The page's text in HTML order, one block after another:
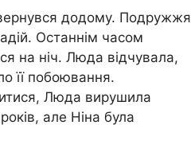
додому. Подружжя
Останнім часом
на ніч. Люда відчувала,
її побоювання.
Люда вирушила
але Ніна була